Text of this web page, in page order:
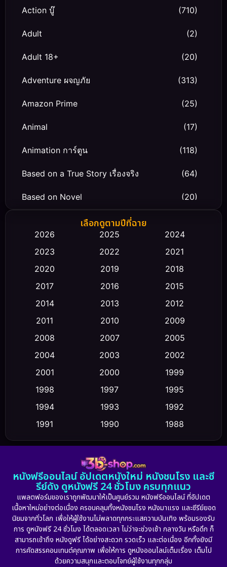
Action บู๊ (710)
Adult (2)
Adult 18+ (20)
Adventure ผจญภัย (313)
Amazon Prime (25)
Animal (17)
Animation การ์ตูน (118)
Based on a True Story เรื่องจริง (64)
Based on Novel (20)
Biography ชีวิตจริง
Classic หนังคลาสสิก (23)
Comedy ตลก (458)
Conspiracy
Crime อาชญากรรม (347)
Culture (23)
Dance เต้น
Detective สืบสวน (5)
Detective สืบสวน (56)
Disaster (10)
Disney+ (21)
เลือกดูตามปีที่ฉาย
2026 2025
2024
2023
2022
2021
2020
2019
2018
2017
2016
2015
2014
2013
2012
2011
2010
2009
2008
2007
2005
2004
2003
2002
2001
2000
1999
1998
1997
1995
1994
1993
1992
1991
1990
1988
1986
1985
1983
1981
1974
1971 1962
หนังฟรีออนไลน์ อัปเดตหนังใหม่ หนังชนโรง และซี
รีย์ดัง ดูหนังฟรี 24 ชั่วโมง ครบทุกแนว
แพลตฟอร์มของเราถูกพัฒนาให้เป็นศูนย์รวม หนังฟรีออนไลน์ ที่อัปเดต
เนื้อหาใหม่อย่างต่อเนื่อง ครอบคลุมทั้งหนังชนโรง หนังมาแรง และซีรีย์ยอด
นิยมจากทั่วโลก เพื่อให้ผู้ใช้งานไม่พลาดทุกกระแสความบันเทิง พร้อมรองรับ
การ ดูหนังฟรี 24 ชั่วโมง ได้ตลอดเวลา ไม่ว่าจะช่วงเช้า กลางวัน หรือดึก ก็
สามารถเข้าถึง หนังดูฟรี ได้อย่างสะดวก รวดเร็ว และต่อเนื่อง อีกทั้งยังมี
การคัดสรรคอนเทนต์คุณภาพ เพื่อให้การ ดูหนังออนไลน์เต็มเรื่อง เต็มไป
ด้วยความสนุกและตอบโจทย์ผู้ใช้งานทุกกลุ่ม